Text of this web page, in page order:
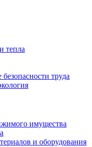
тепла
труда
имущества
и оборудования